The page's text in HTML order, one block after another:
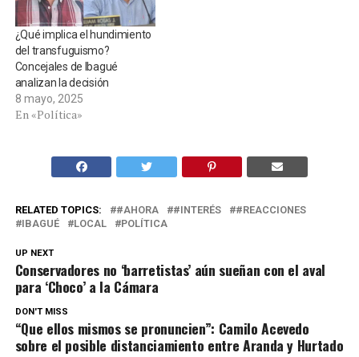
¿Qué implica el hundimiento
del transfuguismo?
Concejales de Ibagué
analizan la decisión
8 mayo, 2025
En «Política»
RELATED TOPICS: #AHORA #INTERÉS
#REACCIONES
IBAGUÉ
LOCAL POLÍTICA
UP NEXT
Conservadores no ‘barretistas’ aún sueñan con el aval
para ‘Choco’ a la Cámara
DON'T MISS
“Que ellos mismos se pronuncien”: Camilo Acevedo
sobre el posible distanciamiento entre Aranda y Hurtado